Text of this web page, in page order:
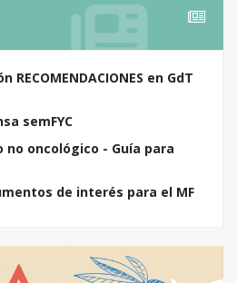
RECOMENDACIONES en GdT
semFYC
no oncológico - Guía para
de interés para el MF